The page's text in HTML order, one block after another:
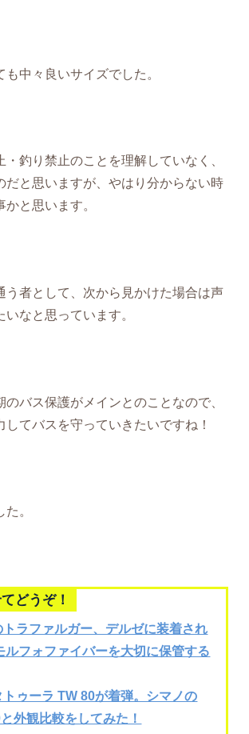
中々良いサイズでした。
・釣り禁止のことを理解していなく、
だと思いますが、やはり分からない時
と思います。
う者として、次から見かけた場合は声
なと思っています。
のバス保護がメインとのことなので、
してバスを守っていきたいですね！
。
どうぞ！
トラファルガー、デルゼに装着され
ルフォファイバーを大切に保管する
トゥーラ TW 80が着弾。シマノの
外観比較をしてみた！